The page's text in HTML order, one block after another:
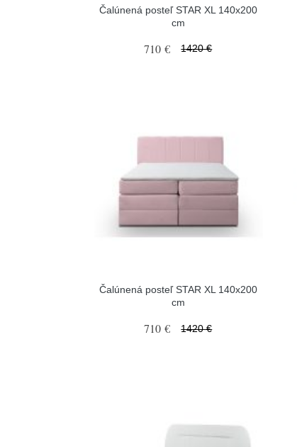
Čalúnená posteľ STAR XL 140x200
cm
710 € 1420 €
Čalúnená posteľ STAR XL 140x200
cm
710 € 1420 €